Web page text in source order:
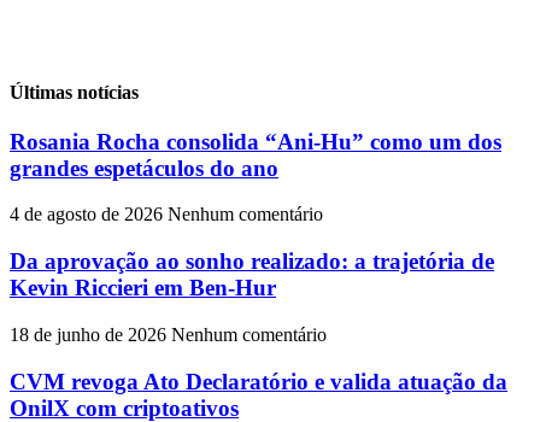
Últimas notícias
Rosania Rocha consolida “Ani-Hu” como um dos
grandes espetáculos do ano
4 de agosto de 2026 Nenhum comentário
Da aprovação ao sonho realizado: a trajetória de
Kevin Riccieri em Ben-Hur
18 de junho de 2026 Nenhum comentário
CVM revoga Ato Declaratório e valida atuação da
OnilX com criptoativos